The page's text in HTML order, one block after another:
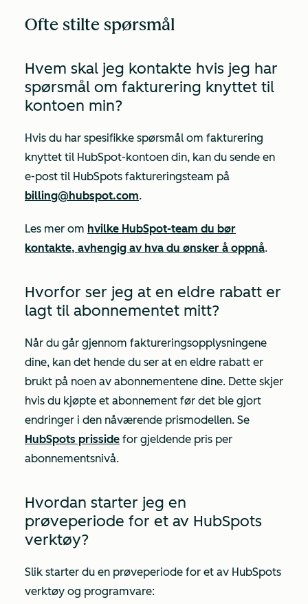
Ofte stilte spørsmål
Hvem skal jeg kontakte hvis jeg har
spørsmål om fakturering knyttet til
kontoen min?
Hvis du har spesifikke spørsmål om fakturering
knyttet til HubSpot-kontoen din, kan du sende en
e-post til HubSpots faktureringsteam på
billing@hubspot.com.
Les mer om hvilke HubSpot-team du bør
kontakte, avhengig av hva du ønsker å oppnå.
Hvorfor ser jeg at en eldre rabatt er
lagt til abonnementet mitt?
Når du går gjennom faktureringsopplysningene
dine, kan det hende du ser at en eldre rabatt er
brukt på noen av abonnementene dine. Dette skjer
hvis du kjøpte et abonnement før det ble gjort
endringer i den nåværende prismodellen. Se
HubSpots prisside for gjeldende pris per
abonnementsnivå.
Hvordan starter jeg en
prøveperiode for et av HubSpots
verktøy?
Slik starter du en prøveperiode for et av HubSpots
verktøy og programvare: